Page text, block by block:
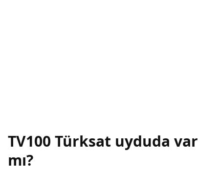
TV100 Türksat uyduda var
mı?